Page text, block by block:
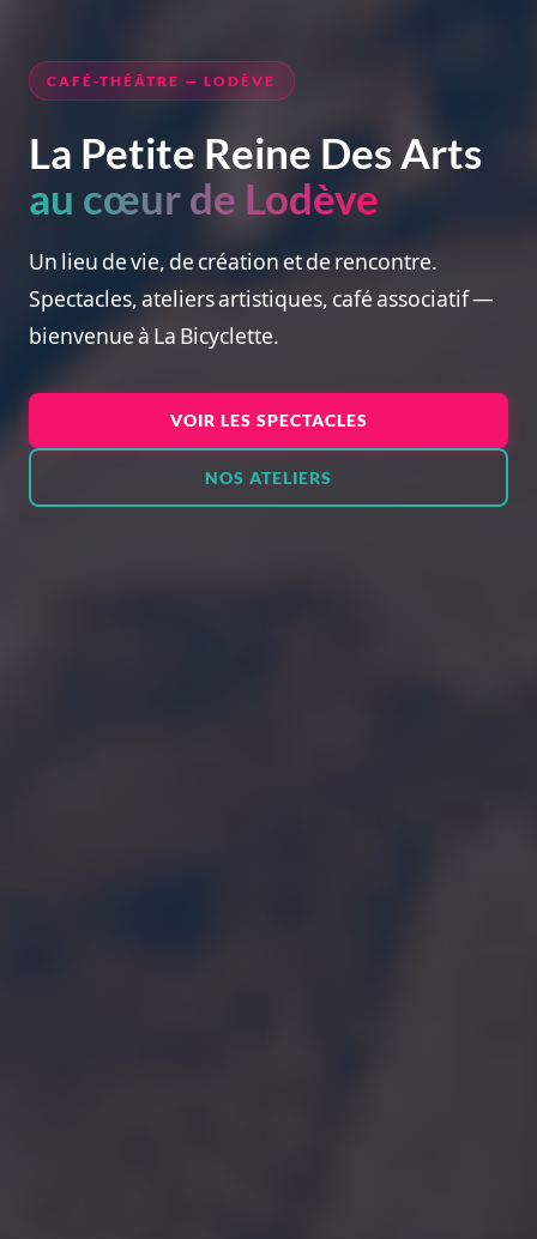
CAFÉ-THÉÂTRE — LODÈVE
La Petite Reine Des Arts
au cœur de Lodève
Un lieu de vie, de création et de rencontre.
Spectacles, ateliers artistiques, café associatif —
bienvenue à La Bicyclette.
VOIR LES SPECTACLES
NOS ATELIERS